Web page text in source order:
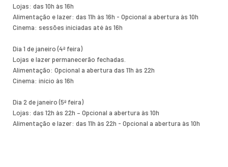
Lojas: das 10h às 16h
Alimentação e lazer: das 11h às 16h - Opcional a abertura às 10h
Cinema: sessões iniciadas até às 16h
Dia 1 de janeiro (4ª feira)
Lojas e lazer permanecerão fechadas.
Alimentação: Opcional a abertura das 11h às 22h
Cinema: início às 16h
Dia 2 de janeiro (5ª feira)
Lojas: das 12h às 22h – Opcional a abertura às 10h
Alimentação e lazer: das 11h às 22h - Opcional a abertura às 10h